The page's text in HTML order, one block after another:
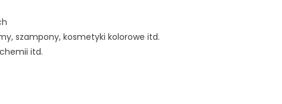
szampony, kosmetyki kolorowe itd.
itd.